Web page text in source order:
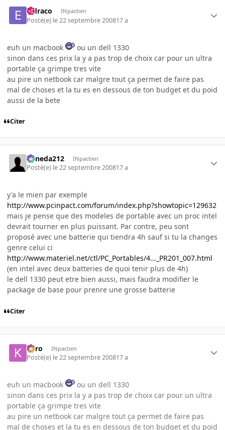
eldraco INpactien
Posté(e) le 22 septembre 200817 a
euh un macbook
ou un dell 1330
sinon dans ces prix la y a pas trop de choix car pour un ultra
portable ça grimpe tres vite
au pire un netbook car malgre tout ça permet de faire pas
mal de choses et la tu es en dessous de ton budget et du poid
aussi de la bete
Citer
keneda212 INpactien
Posté(e) le 22 septembre 200817 a
y'a le mien par exemple
http://www.pcinpact.com/forum/index.php?showtopic=129632
mais je pense que des modeles de portable avec un proc intel
devrait tourner en plus puissant. Par contre, peu sont
proposé avec une batterie qui tiendra 4h sauf si tu la changes
genre celui ci
http://www.materiel.net/ctl/PC_Portables/4..._PR201_007.html
(en intel avec deux batteries de quoi tenir plus de 4h)
le dell 1330 peut etre bien aussi, mais faudra modifier le
package de base pour prenre une grosse batterie
Citer
kyro INpactien
Posté(e) le 22 septembre 200817 a
euh un macbook
ou un dell 1330
sinon dans ces prix la y a pas trop de choix car pour un ultra
portable ça grimpe tres vite
au pire un netbook car malgre tout ça permet de faire pas
mal de choses et la tu es en dessous de ton budget et du poid